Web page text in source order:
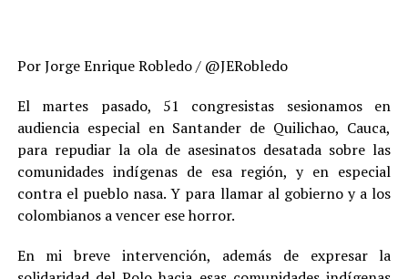
Por Jorge Enrique Robledo / @JERobledo
El martes pasado, 51 congresistas sesionamos en
audiencia especial en Santander de Quilichao, Cauca,
para repudiar la ola de asesinatos desatada sobre las
comunidades indígenas de esa región, y en especial
contra el pueblo nasa. Y para llamar al gobierno y a los
colombianos a vencer ese horror.
En mi breve intervención, además de expresar la